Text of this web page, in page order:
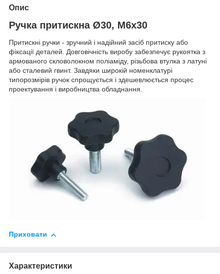
Опис
Ручка притискна Ø30, М6х30
Притискні ручки - зручний і надійний засіб притиску або
фіксації деталей. Довговічність виробу забезпечує рукоятка з
армованого скловолокном поліаміду, різьбова втулка з латуні
або сталевий гвинт. Завдяки широкій номенклатурі
типорозмірів ручок спрощується і здешевлюється процес
проектування і виробництва обладнання.
Приховати
Характеристики